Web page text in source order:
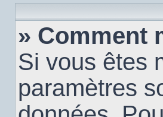
» Comment
Si vous êtes
paramètres